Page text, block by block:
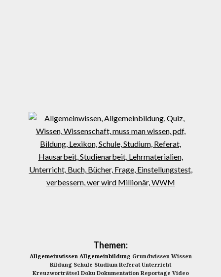
Themen:
Allgemeinwissen Allgemeinbildung Grundwissen Wissen
Bildung Schule Studium Referat Unterricht
Kreuzworträtsel Doku Dokumentation Reportage Video